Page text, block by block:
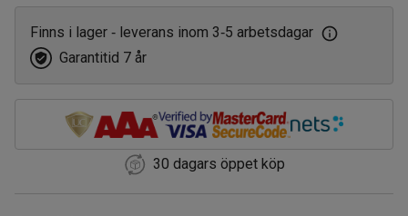
Finns i lager ‑ leverans inom 3‑5 arbetsdagar
Garantitid 7 år
30 dagars öppet köp